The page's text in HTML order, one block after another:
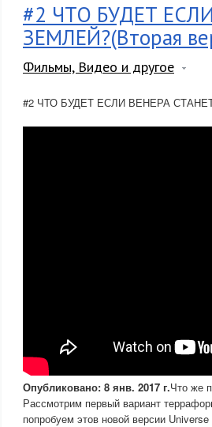
#2 ЧТО БУДЕТ
ЗЕМЛЕЙ?(Вторая
Фильмы, Видео и другое
#2 ЧТО БУДЕТ ЕСЛИ ВЕНЕРА СТАНЕТ
Опубликовано: 8 янв. 2017 г.Что же
Рассмотрим первый вариант
попробуем этов новой версии